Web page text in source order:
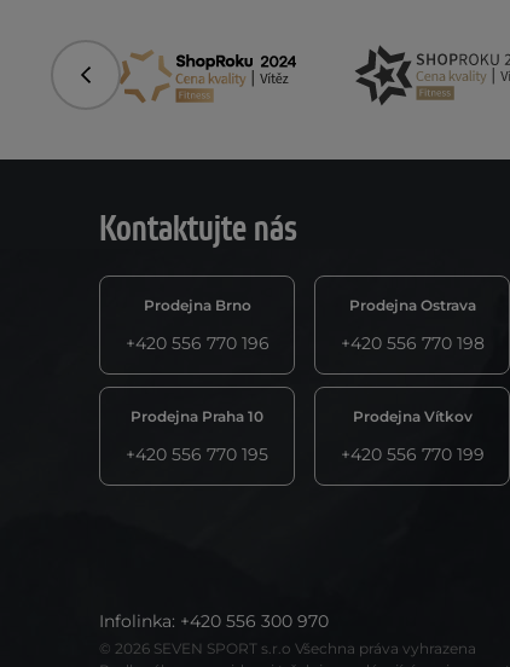
Předchozí
Kontaktujte nás
Prodejna Brno
+420 556 770 196
Prodejna Ostrava
+420 556 770 198
Prodejna Praha 10
+420 556 770 195
Prodejna Vítkov
+420 556 770 199
Infolinka: +420 556 300 970
© 2026 SEVEN SPORT s.r.o Všechna práva vyhrazena